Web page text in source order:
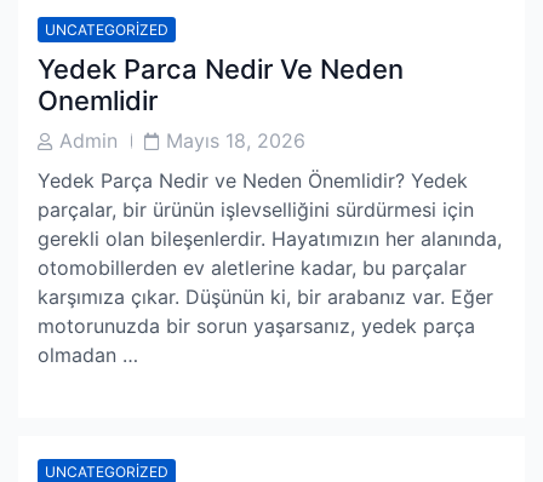
UNCATEGORIZED
Yedek Parca Nedir Ve Neden
Onemlidir
PostAdmin
PostMayıs 18, 2026
Yedek Parça Nedir ve Neden Önemlidir? Yedek
parçalar, bir ürünün işlevselliğini sürdürmesi için
gerekli olan bileşenlerdir. Hayatımızın her alanında,
otomobillerden ev aletlerine kadar, bu parçalar
karşımıza çıkar. Düşünün ki, bir arabanız var. Eğer
motorunuzda bir sorun yaşarsanız, yedek parça
olmadan …
UNCATEGORIZED